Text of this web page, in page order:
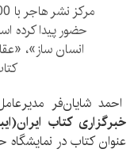
حضور پیدا کرده
انسان ساز»،
احمد شایان‌فر
خبرگزاری کتاب
عنوان کتاب در